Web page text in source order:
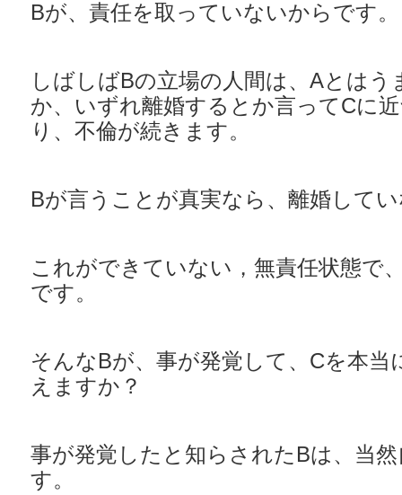
Bが、責任を取っていないからです。
しばしばBの立場の人間は、Aとは
か、いずれ離婚するとか言ってCに
り、不倫が続きます。
Bが言うことが真実なら、離婚して
これができていない，無責任状態で
です。
そんなBが、事が発覚して、Cを本当
えますか？
事が発覚したと知らされたBは、当
す。